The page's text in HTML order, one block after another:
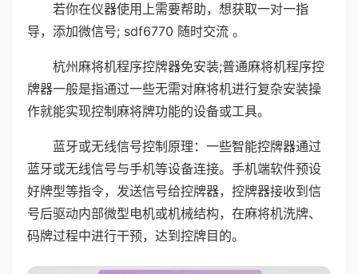
若你在仪器使用上需要帮助，想获取一对一指
导，添加微信号; sdf6770 随时交流 。
杭州麻将机程序控牌器免安装;普通麻将机程序控
牌器一般是指通过一些无需对麻将机进行复杂安装操
作就能实现控制麻将牌功能的设备或工具。
蓝牙或无线信号控制原理：一些智能控牌器通过
蓝牙或无线信号与手机等设备连接。手机端软件预设
好牌型等指令，发送信号给控牌器，控牌器接收到信
号后驱动内部微型电机或机械结构，在麻将机洗牌、
码牌过程中进行干预，达到控牌目的。